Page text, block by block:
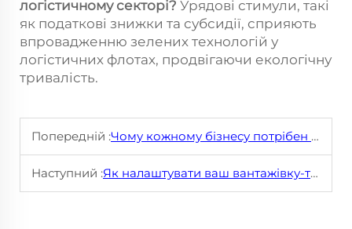
логістичному секторі? Урядові стимули, такі
як податкові знижки та субсидії, сприяють
впровадженню зелених технологій у
логістичних флотах, продвігаючи екологічну
тривалість.
Попередній :Чому кожному бізнесу потрібен тягач: Остаточне Посібник
Наступний :Як налаштувати ваш вантажівку-трактор для максимальної ефективності